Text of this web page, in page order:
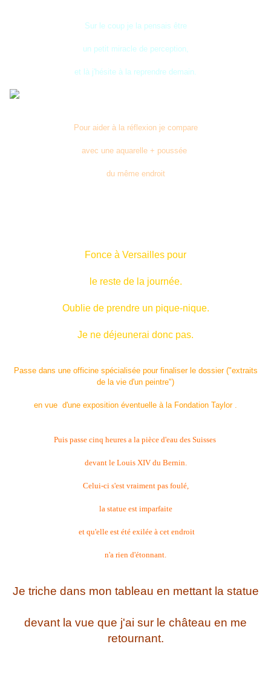
Sur le coup je la pensais être
un petit miracle de perception,
et là j'hésite à la reprendre demain.
Pour aider à la réflexion je compare
avec une aquarelle + poussée
du même endroit
Fonce à Versailles pour
le reste de la journée.
Oublie de prendre un pique-nique.
Je ne déjeunerai donc pas.
Passe dans une officine spécialisée pour finaliser le dossier ("extraits
de la vie d'un peintre")
en vue d'une exposition éventuelle à la Fondation Taylor .
Puis passe cinq heures a la pièce d'eau des Suisses
devant le Louis XIV du Bernin.
Celui-ci s'est vraiment pas foulé,
la statue est imparfaite
et qu'elle est été exilée à cet endroit
n'a rien d'étonnant.
Je triche dans mon tableau en mettant la statue
devant la vue que j'ai sur le château en me
retournant.